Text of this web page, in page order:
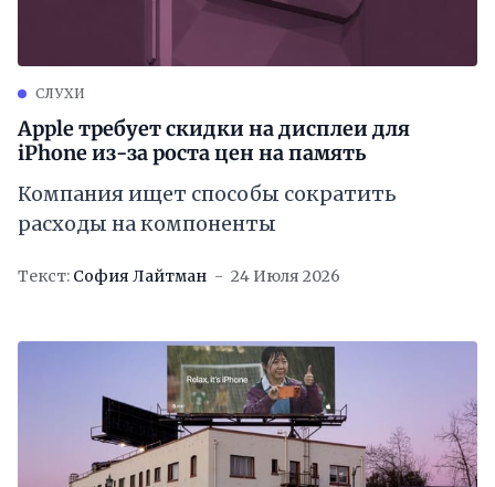
СЛУХИ
Apple требует скидки на дисплеи для
iPhone из-за роста цен на память
Компания ищет способы сократить
расходы на компоненты
Текст: София Лайтман 24 Июля 2026